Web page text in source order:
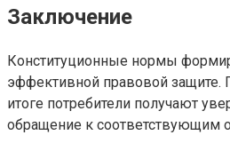
Заключение
Конституционные нормы
эффективной правовой защите.
итоге потребители получают
обращение к соответствующим